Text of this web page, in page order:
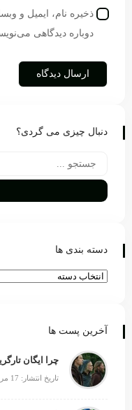
ذخیره نام، ایمیل و
دوباره دیدگاهی
دنبال چیزی می گردی؟
دسته بندی ها
آخرین پست ها
تاریخ انتشار: 17 مرداد 1405